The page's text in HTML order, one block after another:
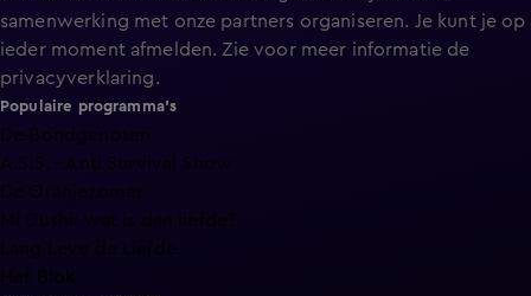
samenwerking met onze partners organiseren. Je kunt je op
ieder moment afmelden. Zie voor meer informatie de
privacyverklaring.
Populaire programma's
De Bondgenoten
A.S.S. - Anti Survival Show
De Oranjezomer
Mi Dushi: wat is dan liefde?